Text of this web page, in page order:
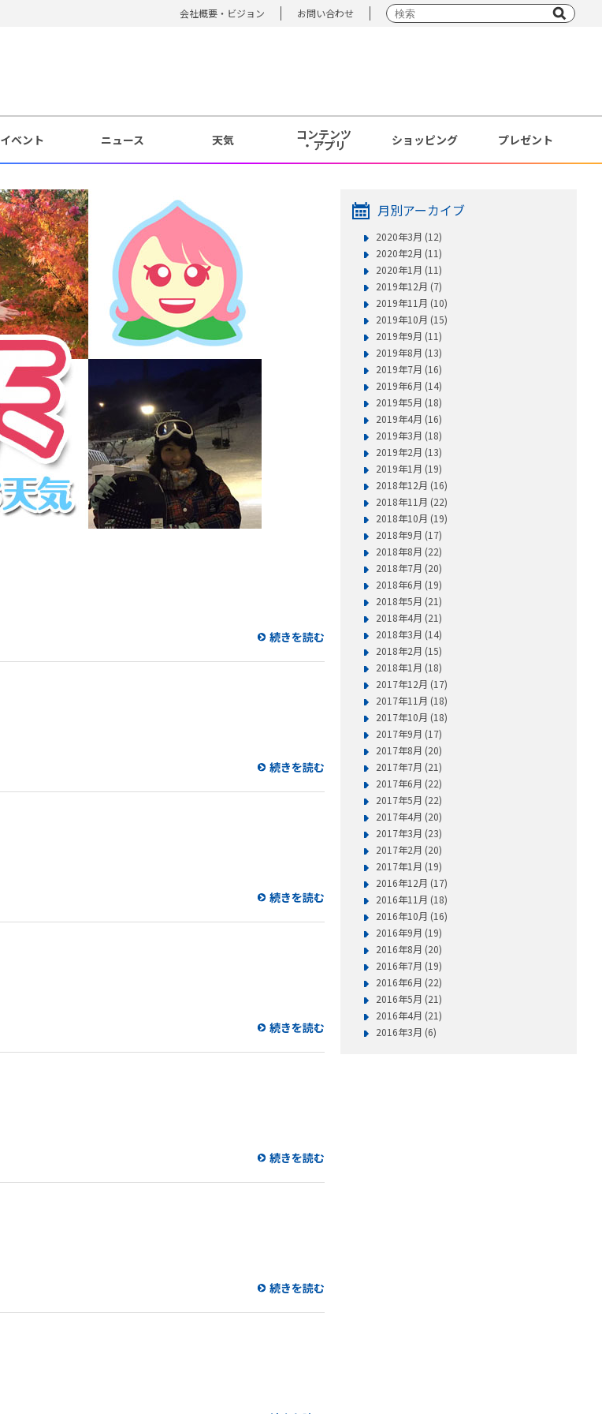
会社概要・ビジョン お問い合わせ
イベント ニュース 天気 コンテンツ
・アプリ ショッピング プレゼント
続きを読む
続きを読む
続きを読む
続きを読む
続きを読む
続きを読む
月別アーカイブ
2020年3月 (12)
2020年2月 (11)
2020年1月 (11)
2019年12月 (7)
2019年11月 (10)
2019年10月 (15)
2019年9月 (11)
2019年8月 (13)
2019年7月 (16)
2019年6月 (14)
2019年5月 (18)
2019年4月 (16)
2019年3月 (18)
2019年2月 (13)
2019年1月 (19)
2018年12月 (16)
2018年11月 (22)
2018年10月 (19)
2018年9月 (17)
2018年8月 (22)
2018年7月 (20)
2018年6月 (19)
2018年5月 (21)
2018年4月 (21)
2018年3月 (14)
2018年2月 (15)
2018年1月 (18)
2017年12月 (17)
2017年11月 (18)
2017年10月 (18)
2017年9月 (17)
2017年8月 (20)
2017年7月 (21)
2017年6月 (22)
2017年5月 (22)
2017年4月 (20)
2017年3月 (23)
2017年2月 (20)
2017年1月 (19)
2016年12月 (17)
2016年11月 (18)
2016年10月 (16)
2016年9月 (19)
2016年8月 (20)
2016年7月 (19)
2016年6月 (22)
2016年5月 (21)
2016年4月 (21)
2016年3月 (6)